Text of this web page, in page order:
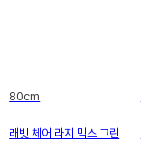
80cm
래빗 체어 라지 믹스 그린